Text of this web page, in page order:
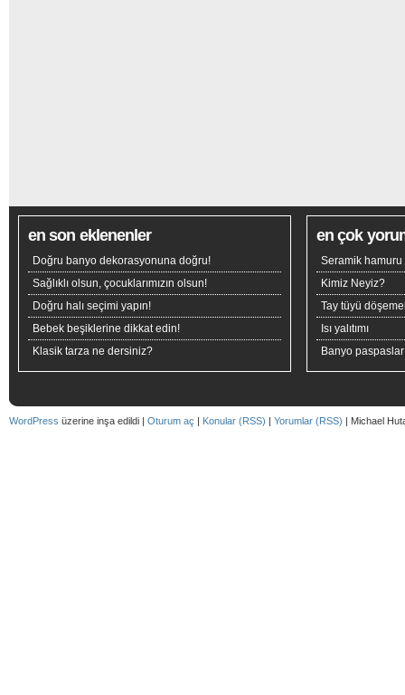
en son eklenenler
Doğru banyo dekorasyonuna doğru!
Sağlıklı olsun, çocuklarımızın olsun!
Doğru halı seçimi yapın!
Bebek beşiklerine dikkat edin!
Klasik tarza ne dersiniz?
en çok
Seramik hamuru
Kimiz Neyiz?
Tay tüyü
Isı yalıtımı
Banyo
WordPress üzerine inşa edildi | Oturum aç | Konular (RSS) | Yorumlar (RSS) | Michael